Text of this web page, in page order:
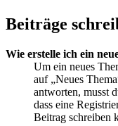
Beiträge
Wie erstelle ich ein
Um ein neues
auf „Neues
antworten, musst
dass eine
Beitrag schreiben